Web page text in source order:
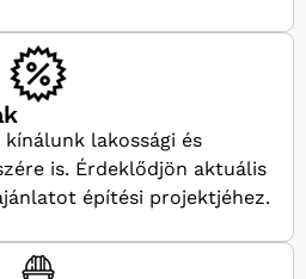
lakossági és
is. Érdeklődjön aktuális
építési projektjéhez.